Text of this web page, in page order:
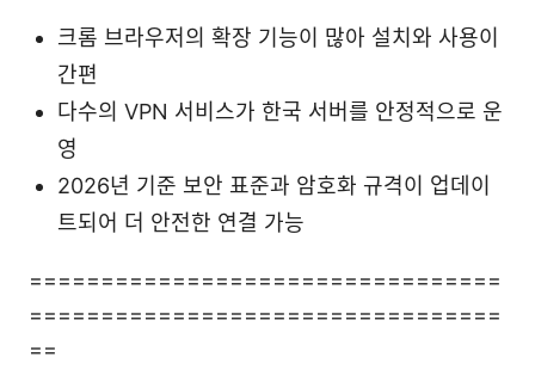
크롬 브라우저의 확장 기능이 많아 설치와 사용이
간편
다수의 VPN 서비스가 한국 서버를 안정적으로 운
영
2026년 기준 보안 표준과 암호화 규격이 업데이
트되어 더 안전한 연결 가능
=================================
=================================
==